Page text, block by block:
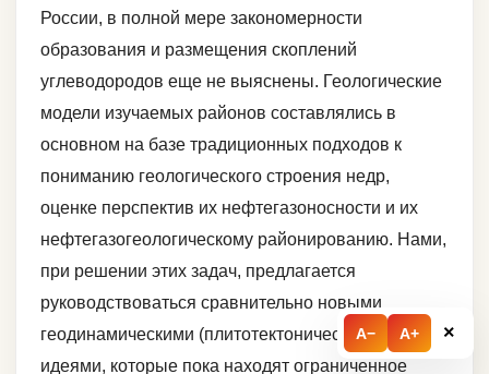
A− A+ ×
России, в полной мере закономерности
образования и размещения скоплений
углеводородов еще не выяснены. Геологические
модели изучаемых районов составлялись в
основном на базе традиционных подходов к
пониманию геологического строения недр,
оценке перспектив их нефтегазоносности и их
нефтегазогеологическому районированию. Нами,
при решении этих задач, предлагается
руководствоваться сравнительно новыми
геодинамическими (плитотектоническими)
идеями, которые пока находят ограниченное